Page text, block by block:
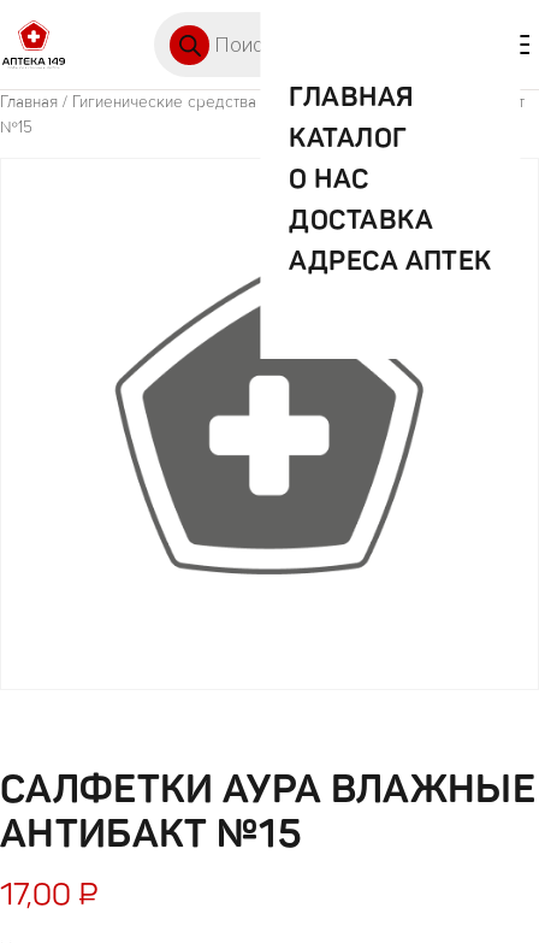
ГЛАВНАЯ
КАТАЛОГ
О НАС
ДОСТАВКА
АДРЕСА АПТЕК
Главная / Гигиенические средства / Салфетки Аура влажные антибакт
№15
САЛФЕТКИ АУРА ВЛАЖНЫЕ
АНТИБАКТ №15
17,00 ₽